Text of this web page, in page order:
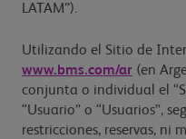
LATAM”).
Utilizando el Sitio de
www.bms.com/ar (en
conjunta o individual el
“Usuario” o “Usuarios”,
restricciones, reservas, ni